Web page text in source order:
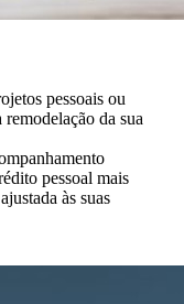
pessoais ou
da sua
pessoal mais
às suas